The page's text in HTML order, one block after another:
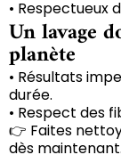
• Respectueux
Un lavage
planète
• Résultats
durée.
• Respect des
👉 Faites
dès maintenant.